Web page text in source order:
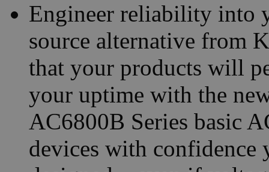
Engineer reliability into
source alternative from
that your products will
your uptime with the
AC6800B Series basic
devices with